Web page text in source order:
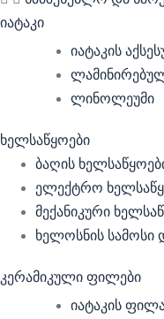
იატაკი
იატაკის
ლინოლეუმი
ხელსაწყოები
ბაღის
ელექტრო
მექანიკური
ხელოსნის სამოსი
კერამიკული ფილები
იატაკის